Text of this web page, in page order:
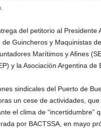
del petitorio al
de Guincheros y Maquinistas
Marítimos y Afines
y la Asociación Argentina
sindicales del Puerto de
un cese de actividades,
el clima de “incertidumbre”
por BACTSSA, en mayo